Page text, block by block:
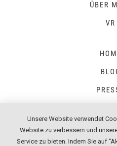
ÜBER
VR
Unsere Website verwendet
Website zu verbessern und
Service zu bieten. Indem Sie auf